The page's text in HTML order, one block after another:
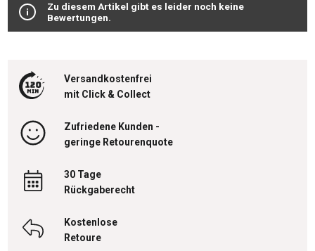
Zu diesem Artikel gibt es leider noch keine
Bewertungen.
Versandkostenfrei
mit Click & Collect
Zufriedene Kunden -
geringe Retourenquote
30 Tage
Rückgaberecht
Kostenlose
Retoure